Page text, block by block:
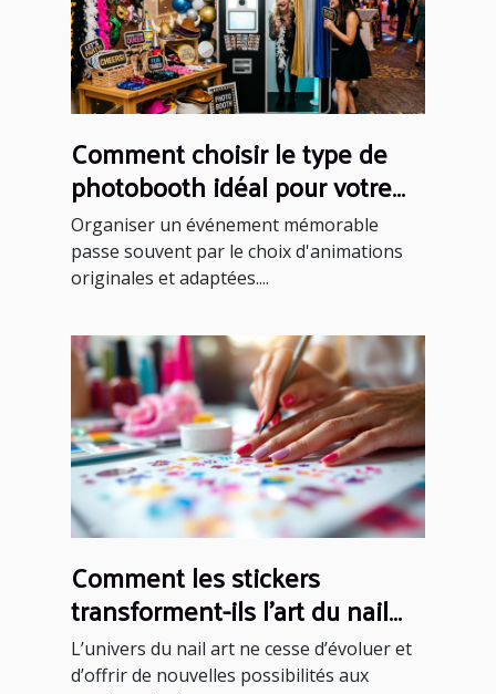
Comment choisir le type de
photobooth idéal pour votre
événement ?
Organiser un événement mémorable
passe souvent par le choix d'animations
originales et adaptées....
Comment les stickers
transforment-ils l'art du nail
art ?
L’univers du nail art ne cesse d’évoluer et
d’offrir de nouvelles possibilités aux